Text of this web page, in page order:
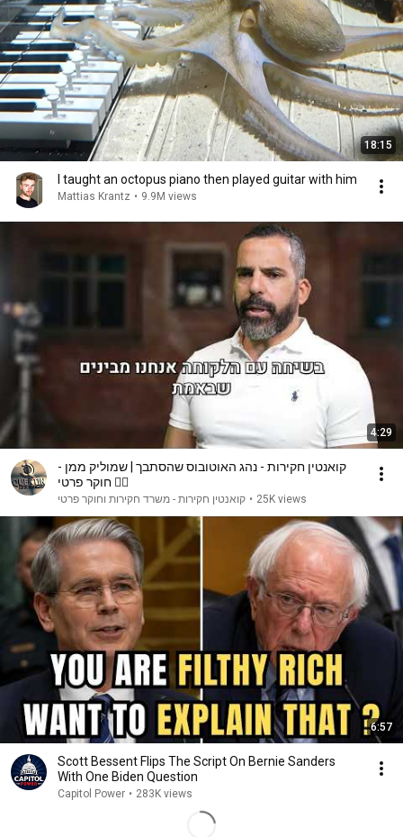
18:15
I taught an octopus piano then played guitar with him
Mattias Krantz • 9.9M views
4:29
קואנטין חקירות - נהג האוטובוס שהסתבך​ | שמוליק ממן -
חוקר פרטי 🕵️‍♀️
קואנטין חקירות - משרד חקירות וחוקר פרטי • 25K views
6:57
Scott Bessent Flips The Script On Bernie Sanders
With One Biden Question
Capitol Power • 283K views